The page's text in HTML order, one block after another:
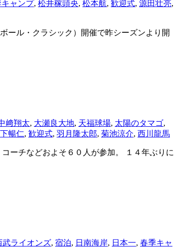
ャンプ, 松井稼頭央, 松本航, 歓迎式, 源田壮亮,
ール・クラシック）開催で昨シーズンより開
﨑翔太, 大瀬良大地, 天福球場, 太陽のタマゴ,
暢仁, 歓迎式, 羽月隆太郎, 菊池涼介, 西川龍馬
ーチなどおよそ６０人が参加。 １４年ぶりに
武ライオンズ, 宿泊, 日南海岸, 日本一, 春季キャ